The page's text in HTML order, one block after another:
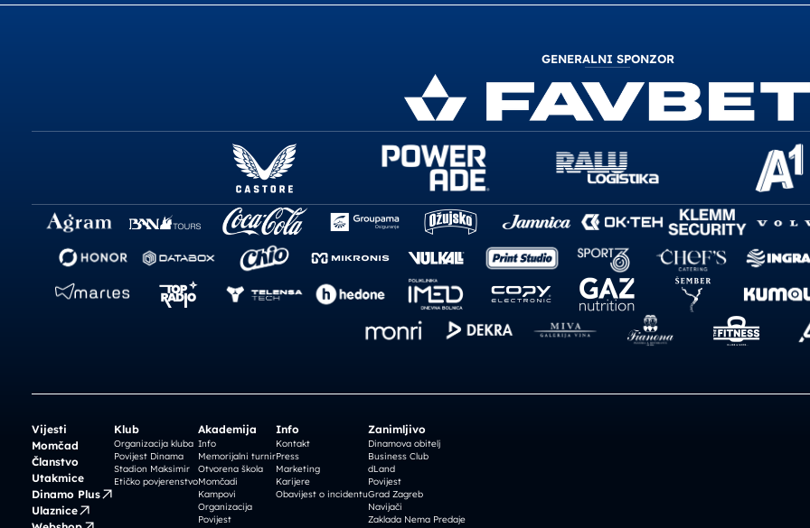
GENERALNI SPONZOR
Vijesti
Momčad
Članstvo
Utakmice
Dinamo Plus
Ulaznice
Klub
Organizacija kluba
Povijest Dinama
Stadion Maksimir
Etičko povjerenstvo
Akademija
Info
Memorijalni turnir
Otvorena škola
Momčadi
Kampovi
Organizacija
Povijest
Info
Kontakt
Press
Marketing
Karijere
Obavijest o incidentu
Zanimljivo
Dinamova obitelj
Business Club
dLand
Povijest
Grad Zagreb
Navijači
Zaklada Nema Predaje